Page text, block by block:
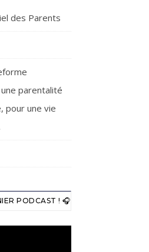
des Parents
parentalité
pour une vie
PODCAST ! 🎧